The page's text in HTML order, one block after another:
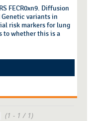
FECR0xn9. Diffusion
variants in
risk markers for lung
to whether this is a
(1 - 1 / 1)